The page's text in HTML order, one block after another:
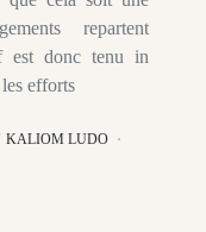
repartent
est donc tenu in
efforts
KALIOM LUDO